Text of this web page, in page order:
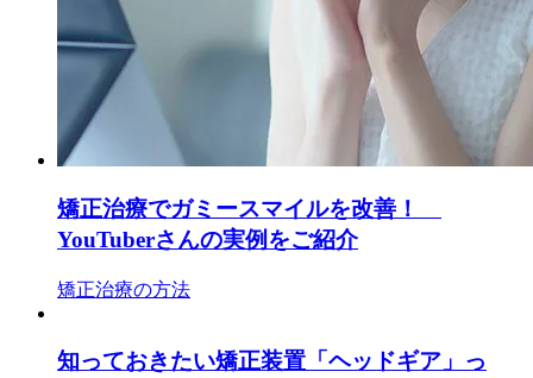
矯正治療でガミースマイルを改善！
YouTuberさんの実例をご紹介
矯正治療の方法
知っておきたい矯正装置「ヘッドギア」っ